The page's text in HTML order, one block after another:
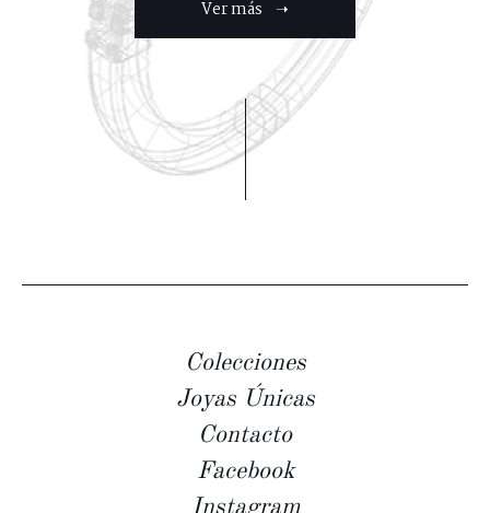
Ver más ➝
Colecciones
Joyas Únicas
Contacto
Facebook
Instagram